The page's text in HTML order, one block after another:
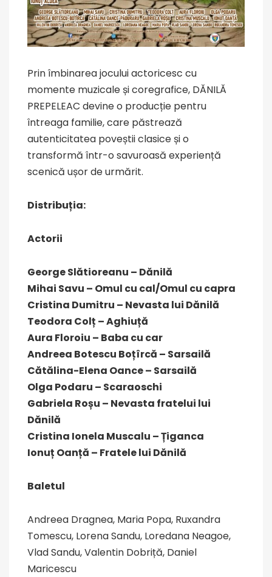
Prin îmbinarea jocului actoricesc cu
momente muzicale și coregrafice, DĂNILĂ
PREPELEAC devine o producție pentru
întreaga familie, care păstrează
autenticitatea poveștii clasice și o
transformă într-o savuroasă experiență
scenică ușor de urmărit.
Distribuția:
Actorii
George Slătioreanu – Dănilă
Mihai Savu – Omul cu cal/Omul cu capra
Cristina Dumitru – Nevasta lui Dănilă
Teodora Colț – Aghiuță
Aura Floroiu – Baba cu car
Andreea Botescu Boțîrcă – Sarsailă
Cătălina-Elena Oance – Sarsailă
Olga Podaru – Scaraoschi
Gabriela Roșu – Nevasta fratelui lui
Dănilă
Cristina Ionela Muscalu – Țiganca
Ionuț Oanță – Fratele lui Dănilă
Baletul
Andreea Dragnea, Maria Popa, Ruxandra
Tomescu, Lorena Sandu, Loredana Neagoe,
Vlad Sandu, Valentin Dobriță, Daniel
Maricescu